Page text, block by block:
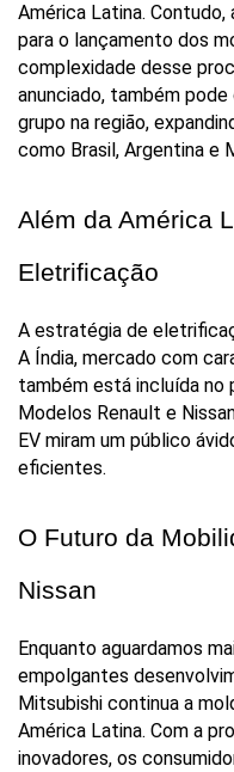
América Latina.
para o lançamento dos
complexidade desse
anunciado, também
grupo na região,
como Brasil, Argentina e
Além da América
Eletrificação
A estratégia de
A Índia, mercado com
também está incluída no
Modelos Renault e
EV miram um público
eficientes.
O Futuro da
Nissan
Enquanto aguardamos
empolgantes
Mitsubishi continua a
América Latina. Com a
inovadores, os